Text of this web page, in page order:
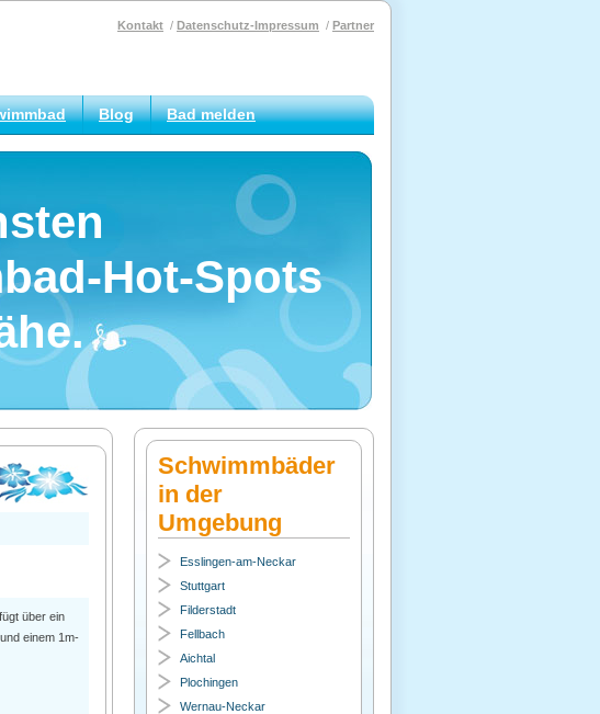
Kontakt Datenschutz-Impressum Partner
Blog Bad melden
Hot-Spots
über ein
einem 1m-
Schwimmbäder
in der
Umgebung
Esslingen-am-Neckar
Stuttgart
Filderstadt
Fellbach
Aichtal
Plochingen
Wernau-Neckar